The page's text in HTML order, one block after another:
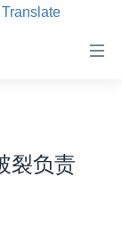
Translate
裂负责